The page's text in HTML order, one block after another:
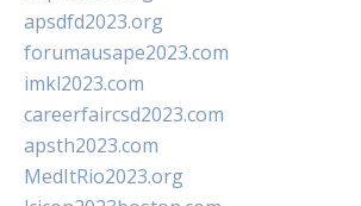
apsdfd2023.org
forumausape2023.com
imkl2023.com
careerfaircsd2023.com
apsth2023.com
MedItRio2023.org